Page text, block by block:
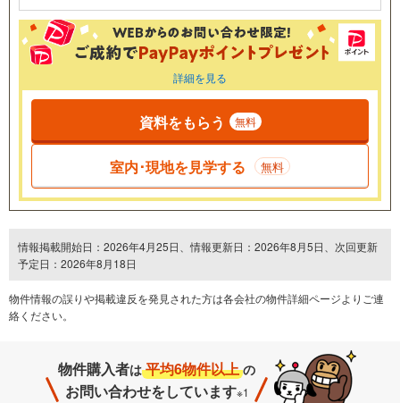
詳細を見る
資料をもらう 無料
室内･現地を見学する 無料
情報掲載開始日：2026年4月25日、情報更新日：2026年8月5日、次回更新
予定日：2026年8月18日
物件情報の誤りや掲載違反を発⾒された方は各会社の物件詳細ページよりご連
絡ください。
物件購入者は 平均6物件以上 の
お問い合わせをしています※1